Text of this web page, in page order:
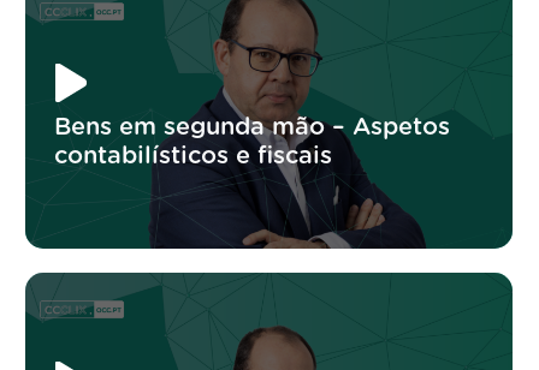
Bens em segunda mão – Aspetos
contabilísticos e fiscais